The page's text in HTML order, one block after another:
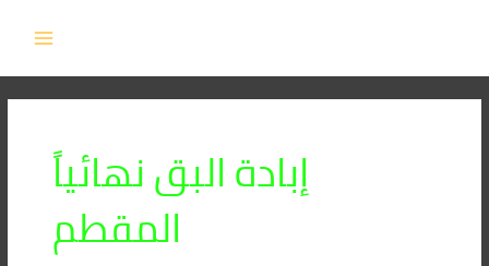
إبادة البق نهائياً
المقطم